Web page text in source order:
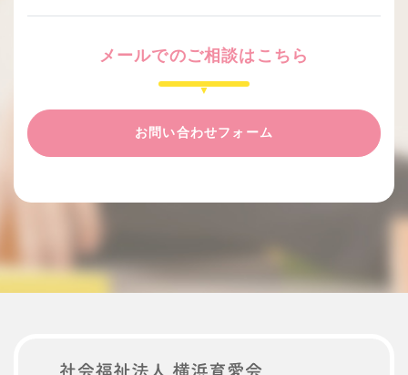
メールでのご相談はこちら
お問い合わせフォーム